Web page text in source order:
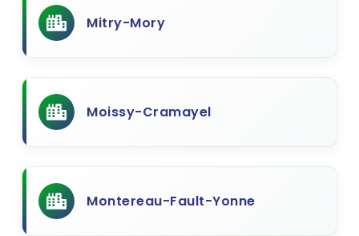
Mitry-Mory
Moissy-Cramayel
Montereau-Fault-Yonne